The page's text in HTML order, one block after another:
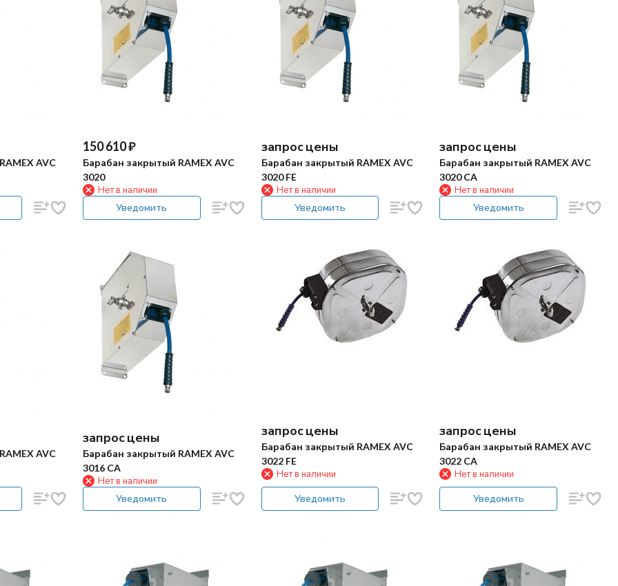
AVC
150 610₽
Барабан закрытый RAMEX AVC
3020
Нет в наличии
Уведомить
запрос цены
Барабан закрытый RAMEX AVC
3020 FE
Нет в наличии
Уведомить
запрос цены
Барабан закрытый RAMEX AVC
3020 CA
Нет в наличии
Уведомить
AVC
запрос цены
Барабан закрытый RAMEX AVC
3016 CA
Нет в наличии
Уведомить
запрос цены
Барабан закрытый RAMEX AVC
3022 FE
Нет в наличии
Уведомить
запрос цены
Барабан закрытый RAMEX AVC
3022 CA
Нет в наличии
Уведомить